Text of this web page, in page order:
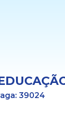
39024